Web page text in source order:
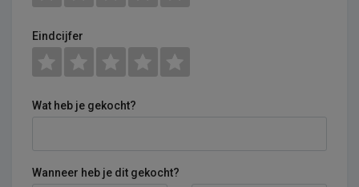
Eindcijfer
Wat heb je gekocht?
Wanneer heb je dit gekocht?